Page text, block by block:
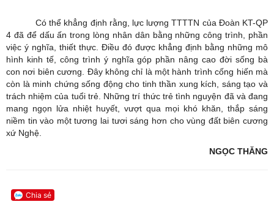
Có thể khẳng định rằng, lực lượng TTTTN của Đoàn KT-QP
4 đã để dấu ấn trong lòng nhân dân bằng những công trình, phần
việc ý nghĩa, thiết thực. Điều đó được khẳng định bằng những mô
hình kinh tế, công trình ý nghĩa góp phần nâng cao đời sống bà
con nơi biên cương. Đây không chỉ là một hành trình cống hiến mà
còn là minh chứng sống động cho tinh thần xung kích, sáng tạo và
trách nhiệm của tuổi trẻ. Những trí thức trẻ tình nguyện đã và đang
mang ngọn lửa nhiệt huyết, vượt qua mọi khó khăn, thắp sáng
niềm tin vào một tương lai tươi sáng hơn cho vùng đất biên cương
xứ Nghệ.
NGỌC THĂNG
Chia sẻ